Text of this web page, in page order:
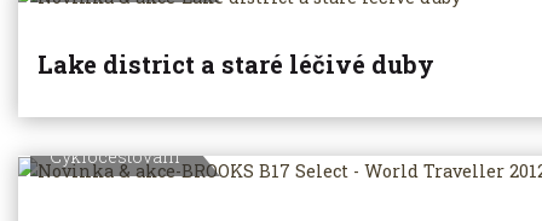
Lake district a staré léčivé duby
Cyklocestování